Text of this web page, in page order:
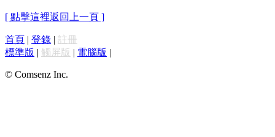
[ 點擊這裡返回上一頁 ]
首頁 | 登錄 | 註冊
標準版 | 觸屏版 | 電腦版 |
© Comsenz Inc.